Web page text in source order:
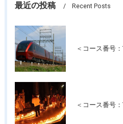
最近の投稿 Recent Posts